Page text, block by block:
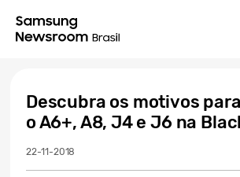
Descubra os motivos
o A6+, A8, J4 e J6 na
22-11-2018